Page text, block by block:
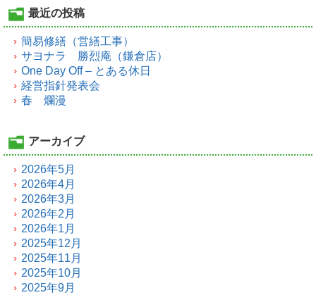
最近の投稿
簡易修繕（営繕工事）
サヨナラ 勝烈庵（鎌倉店）
One Day Off – とある休日
経営指針発表会
春 爛漫
アーカイブ
2026年5月
2026年4月
2026年3月
2026年2月
2026年1月
2025年12月
2025年11月
2025年10月
2025年9月